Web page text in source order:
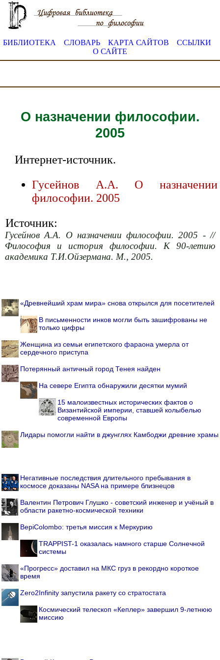
БИБЛИОТЕКА СЛОВАРЬ КАРТА САЙТОВ
ССЫЛКИ
О САЙТЕ
О назначении философии.
2005
Интернет-источник.
Гусейнов А.А. О назначении
философии. 2005
Источник:
Гусейнов А.А. О назначении философии. 2005 - //
Философия и история философии. К 90-летию
академика Т.И.Ойзермана. М., 2005.
«Древнейший храм мира» снова открылся для посетителей
В письменности инков могли быть зашифрованы не
только цифры
Женщина из семьи египетского фараона умерла от
сердечного приступа
Потерянный античный город Тенея найден
На севере Египта обнаружили десятки мумий
15 малоизвестных исторических фактов о
Византийской империи, ставшей колыбелью
современной Европы
Лидары помогли найти в джунглях Камбоджи древние храмы
Негативные последствия длительного пребывания в
космосе доказаны NASA на примере близнецов
Валентин Петрович Глушко - советский инженер и учёный в
области ракетно-космической техники
BepiColombo: третья миссия к Меркурию
TRAPPIST-1 оказалась намного старше Солнечной
системы
«Прогресс» доставил на МКС груз в рекордно короткое
время
Zero2Infinity запустила ракету со стратостата
Космический телескоп «Кеплер» завершил 9-летнюю
миссию